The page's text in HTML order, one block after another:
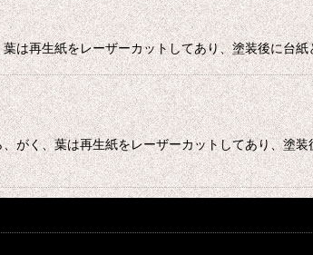
は再生紙をレーザーカットしてあり、塗装後に台
がく、葉は再生紙をレーザーカットしてあり、塗